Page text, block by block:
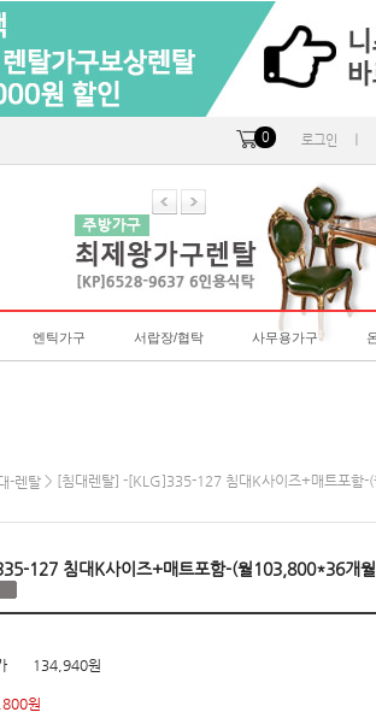
0 로그인
엔틱가구 서랍장/협탁 사무용가구
-렌탈 > [침대렌탈] -[KLG]335-127 침대K사이즈+매트포함-
127 침대K사이즈+매트포함-(월103,800*36개월
134,940원
원